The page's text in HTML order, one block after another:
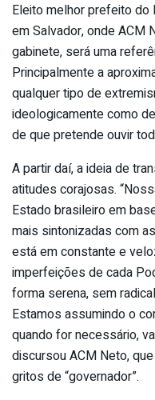
Eleito melhor prefeito
em Salvador, onde ACM
gabinete, será uma
Principalmente a
qualquer tipo de
ideologicamente como
de que pretende ouvir
A partir daí, a ideia de
atitudes corajosas.
Estado brasileiro em
mais sintonizadas com
está em constante e
imperfeições de cada
forma serena, sem
Estamos assumindo o
quando for necessário,
discursou ACM Neto,
gritos de “governador”.